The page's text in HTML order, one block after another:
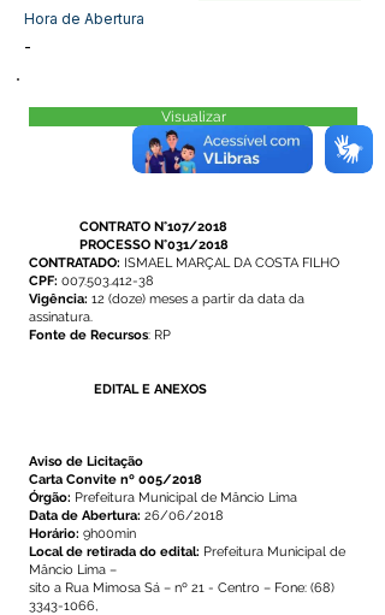
Hora de Abertura
-
Visualizar
CONTRATO N°107/2018
PROCESSO N°031/2018
CONTRATADO: ISMAEL MARÇAL DA COSTA FILHO
CPF: 007.503.412-38
Vigência: 12 (doze) meses a partir da data da
assinatura.
Fonte de Recursos: RP
EDITAL E ANEXOS
Aviso de Licitação
Carta Convite nº 005/2018
Órgão: Prefeitura Municipal de Mâncio Lima
Data de Abertura: 26/06/2018
Horário: 9h00min
Local de retirada do edital: Prefeitura Municipal de
Mâncio Lima –
sito a Rua Mimosa Sá – nº 21 - Centro – Fone: (68)
3343-1066,